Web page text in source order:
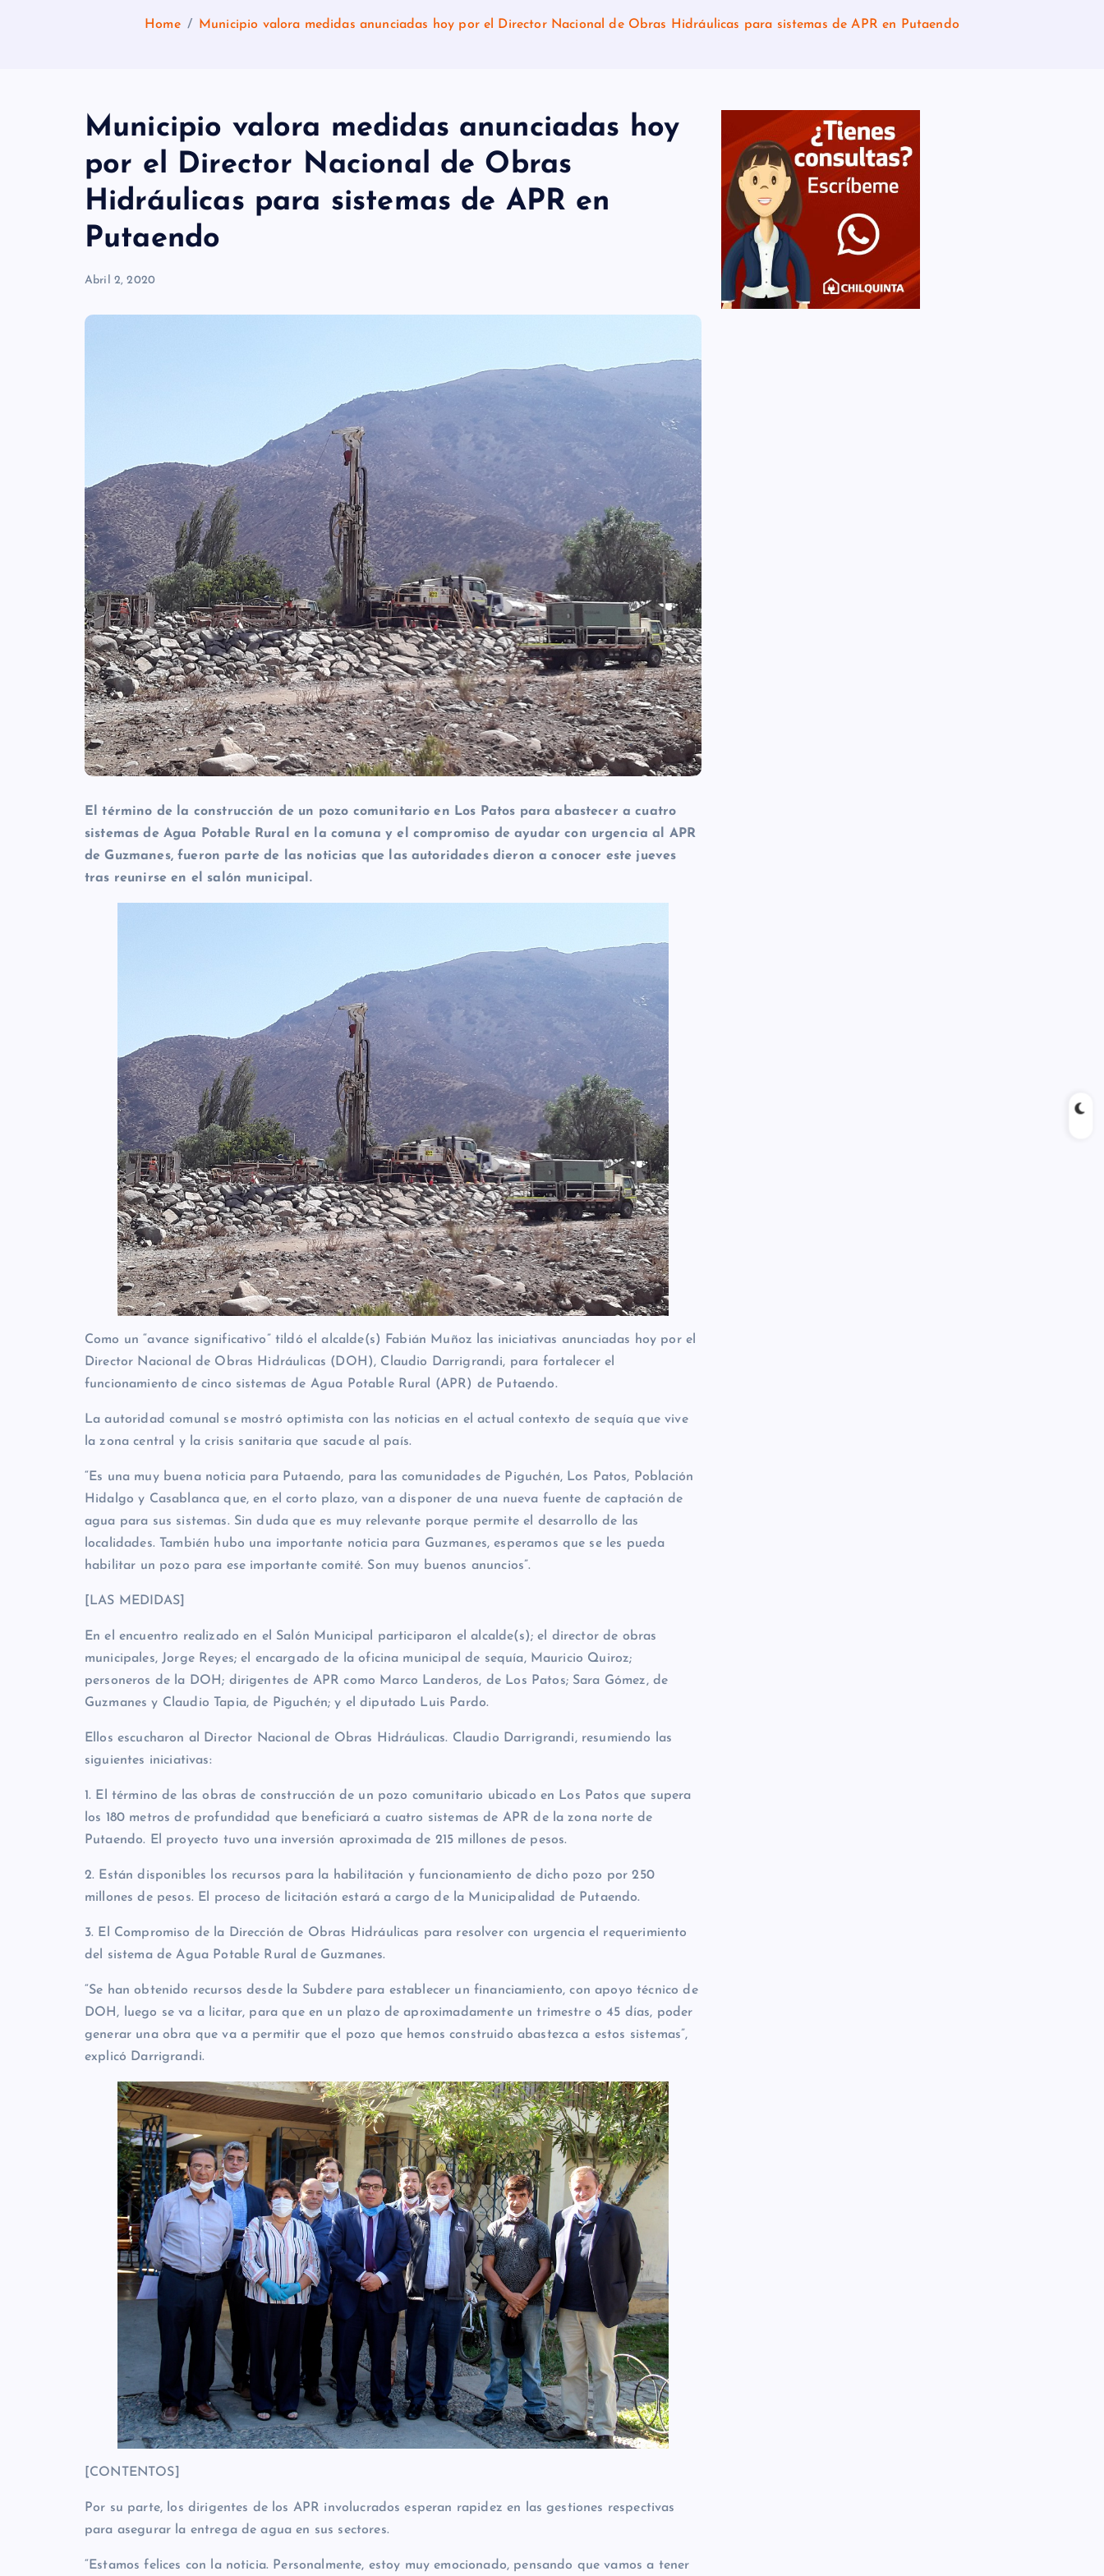
Home Municipio valora medidas anunciadas hoy por el Director Nacional de Obras Hidráulicas para sistemas de APR en Putaendo
Municipio valora medidas anunciadas hoy
por el Director Nacional de Obras
Hidráulicas para sistemas de APR en
Putaendo
Abril 2, 2020
El término de la construcción de un pozo comunitario en Los Patos para abastecer a cuatro
sistemas de Agua Potable Rural en la comuna y el compromiso de ayudar con urgencia al APR
de Guzmanes, fueron parte de las noticias que las autoridades dieron a conocer este jueves
tras reunirse en el salón municipal.
Como un “avance significativo” tildó el alcalde(s) Fabián Muñoz las iniciativas anunciadas hoy por el
Director Nacional de Obras Hidráulicas (DOH), Claudio Darrigrandi, para fortalecer el
funcionamiento de cinco sistemas de Agua Potable Rural (APR) de Putaendo.
La autoridad comunal se mostró optimista con las noticias en el actual contexto de sequía que vive
la zona central y la crisis sanitaria que sacude al país.
“Es una muy buena noticia para Putaendo, para las comunidades de Piguchén, Los Patos, Población
Hidalgo y Casablanca que, en el corto plazo, van a disponer de una nueva fuente de captación de
agua para sus sistemas. Sin duda que es muy relevante porque permite el desarrollo de las
localidades. También hubo una importante noticia para Guzmanes, esperamos que se les pueda
habilitar un pozo para ese importante comité. Son muy buenos anuncios”.
[LAS MEDIDAS]
En el encuentro realizado en el Salón Municipal participaron el alcalde(s); el director de obras
municipales, Jorge Reyes; el encargado de la oficina municipal de sequía, Mauricio Quiroz;
personeros de la DOH; dirigentes de APR como Marco Landeros, de Los Patos; Sara Gómez, de
Guzmanes y Claudio Tapia, de Piguchén; y el diputado Luis Pardo.
Ellos escucharon al Director Nacional de Obras Hidráulicas. Claudio Darrigrandi, resumiendo las
siguientes iniciativas:
1. El término de las obras de construcción de un pozo comunitario ubicado en Los Patos que supera
los 180 metros de profundidad que beneficiará a cuatro sistemas de APR de la zona norte de
Putaendo. El proyecto tuvo una inversión aproximada de 215 millones de pesos.
2. Están disponibles los recursos para la habilitación y funcionamiento de dicho pozo por 250
millones de pesos. El proceso de licitación estará a cargo de la Municipalidad de Putaendo.
3. El Compromiso de la Dirección de Obras Hidráulicas para resolver con urgencia el requerimiento
del sistema de Agua Potable Rural de Guzmanes.
“Se han obtenido recursos desde la Subdere para establecer un financiamiento, con apoyo técnico de
DOH, luego se va a licitar, para que en un plazo de aproximadamente un trimestre o 45 días, poder
generar una obra que va a permitir que el pozo que hemos construido abastezca a estos sistemas”,
explicó Darrigrandi.
[CONTENTOS]
Por su parte, los dirigentes de los APR involucrados esperan rapidez en las gestiones respectivas
para asegurar la entrega de agua en sus sectores.
“Estamos felices con la noticia. Personalmente, estoy muy emocionado, pensando que vamos a tener